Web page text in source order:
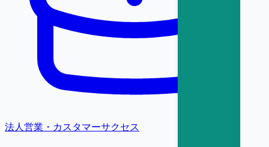
法人営業・カスタマーサクセス